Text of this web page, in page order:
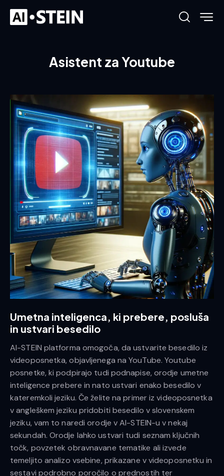
Asistent za Youtube
Umetna inteligenca, ki prebere, posluša
in ustvari besedilo
AI-STEIN platforma omogoča, da ustvarite besedilo iz
videoposnetka, objavljenega na YouTube. Youtube
posnetke, ki podpirajo tudi podnapise, orodje umetne
inteligence prebere in nato ustvari enako besedilo v
kateremkoli jeziku. Če želite na primer iz videoposnetka
v angleškem jeziku pridobiti besedilo v slovenskem
jeziku, vam to naredi orodje v AI-STEIN-u v nekaj
sekundah. Orodje lahko ustvari tudi seznam ključnih
točk, povzetek obravnavane tematike ali izvede
temeljito analizo vsebine, prikazane v videoposnetku in
sestavi podrobno poročilo o prednostih ter